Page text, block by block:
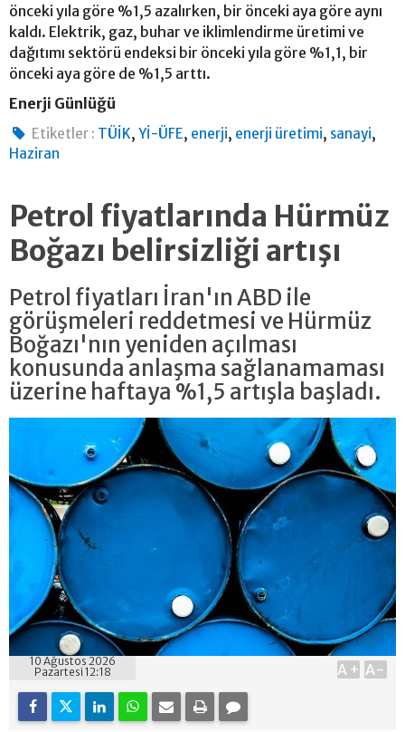
önceki yıla göre %1,5 azalırken, bir önceki aya göre aynı
kaldı. Elektrik, gaz, buhar ve iklimlendirme üretimi ve
dağıtımı sektörü endeksi bir önceki yıla göre %1,1, bir
önceki aya göre de %1,5 arttı.
Enerji Günlüğü
Etiketler : TÜİK,Yİ-ÜFE, enerji, enerji üretimi, sanayi,
Haziran
Petrol fiyatlarında Hürmüz
Boğazı belirsizliği artışı
Petrol fiyatları İran'ın ABD ile
görüşmeleri reddetmesi ve Hürmüz
Boğazı'nın yeniden açılması
konusunda anlaşma sağlanamaması
üzerine haftaya %1,5 artışla başladı.
10 Ağustos 2026
Pazartesi 12:18
A+ A-